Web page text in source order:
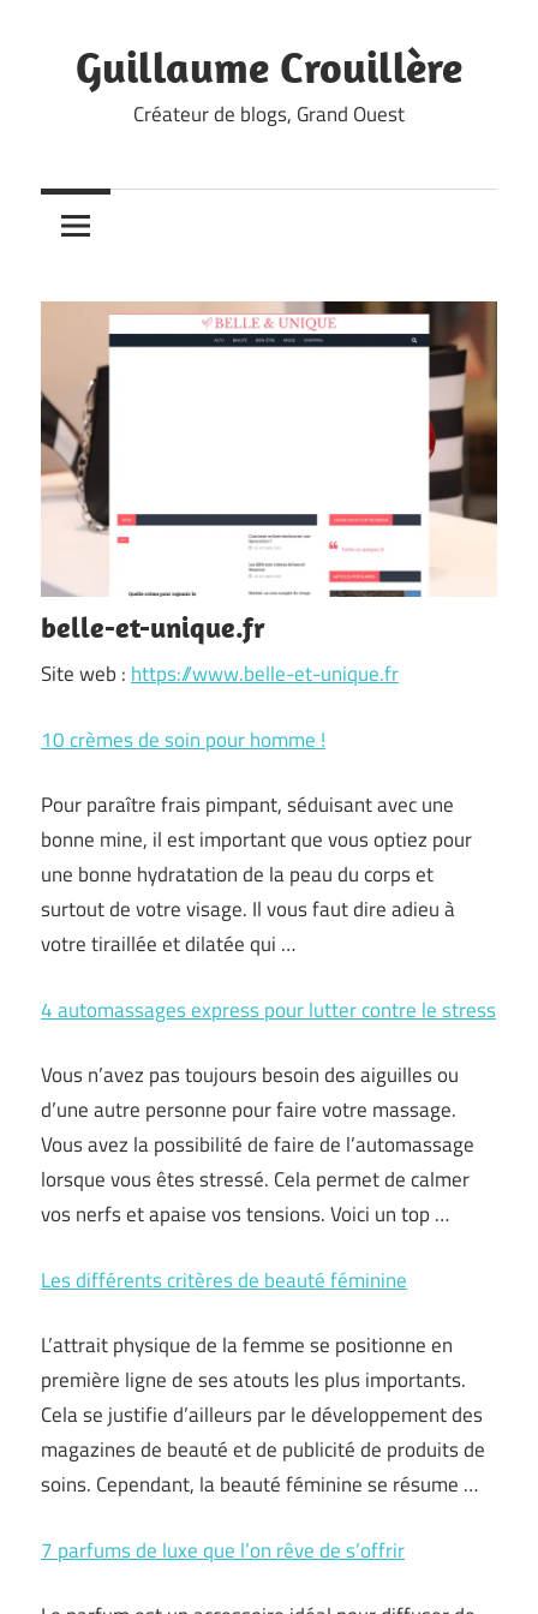
content
Guillaume Crouillère
Créateur de blogs, Grand Ouest
belle-et-unique.fr
Site web : https://www.belle-et-unique.fr
10 crèmes de soin pour homme !
Pour paraître frais pimpant, séduisant avec une
bonne mine, il est important que vous optiez pour
une bonne hydratation de la peau du corps et
surtout de votre visage. Il vous faut dire adieu à
votre tiraillée et dilatée qui …
4 automassages express pour lutter contre le stress
Vous n’avez pas toujours besoin des aiguilles ou
d’une autre personne pour faire votre massage.
Vous avez la possibilité de faire de l’automassage
lorsque vous êtes stressé. Cela permet de calmer
vos nerfs et apaise vos tensions. Voici un top …
Les différents critères de beauté féminine
L’attrait physique de la femme se positionne en
première ligne de ses atouts les plus importants.
Cela se justifie d’ailleurs par le développement des
magazines de beauté et de publicité de produits de
soins. Cependant, la beauté féminine se résume …
7 parfums de luxe que l’on rêve de s’offrir